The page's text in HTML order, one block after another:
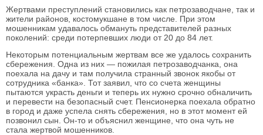
Жертвами преступлений становились как петрозаводчане, так и
жители районов, костомукшане в том числе. При этом
мошенникам удавалось обмануть представителей разных
поколений: среди потерпевших люди от 20 до 84 лет.
Некоторым потенциальным жертвам все же удалось сохранить
сбережения. Одна из них — пожилая петрозаводчанка, она
поехала на дачу и там получила странный звонок якобы от
сотрудника «банка». Тот заявил, что со счета женщины
пытаются украсть деньги и теперь их нужно срочно обналичить
и перевести на безопасный счет. Пенсионерка поехала обратно
в город и даже успела снять сбережения, но в этот момент ей
позвонил сын. Он-то и объяснил женщине, что она чуть не
стала жертвой мошенников.